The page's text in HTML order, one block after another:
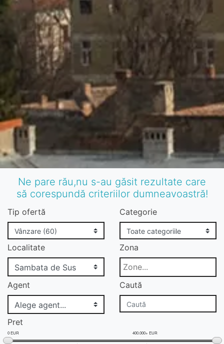
Ne pare rău,nu s-au găsit rezultate care
să corespundă criteriilor dumneavoastră!
Tip ofertă Categorie
Localitate Zona
Agent Caută
Pret
0 EUR 400.000+ EUR